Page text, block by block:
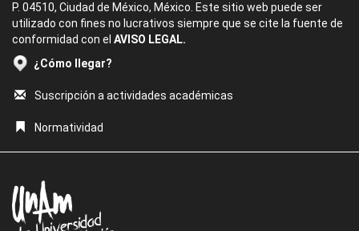
P. 04510, Ciudad de México, México. Este sitio web puede ser
utilizado con fines no lucrativos siempre que se cite la fuente de
conformidad con el AVISO LEGAL.
¿Cómo llegar?
Suscripción a actividades académicas
Normatividad